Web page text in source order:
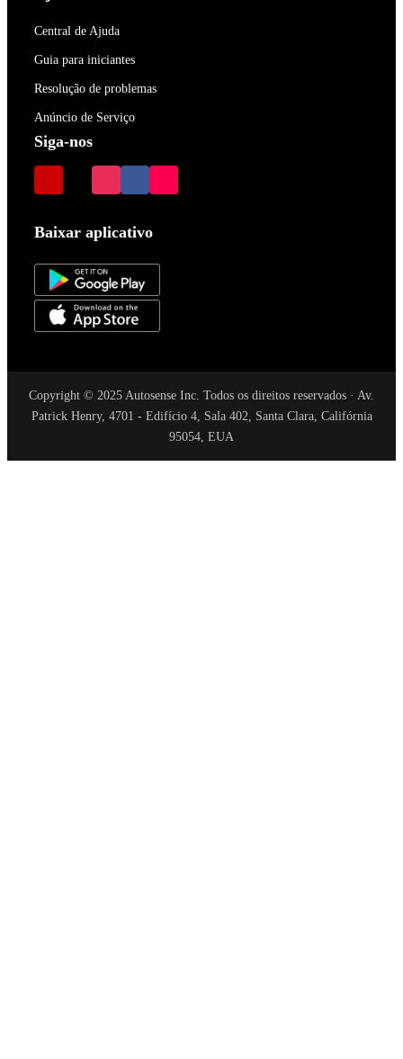
Central de Ajuda
Guia para iniciantes
Resolução de problemas
Anúncio de Serviço
Siga-nos
Baixar aplicativo
Copyright © 2025 Autosense Inc. Todos os direitos reservados · Av.
Patrick Henry, 4701 - Edifício 4, Sala 402, Santa Clara, Califórnia
95054, EUA